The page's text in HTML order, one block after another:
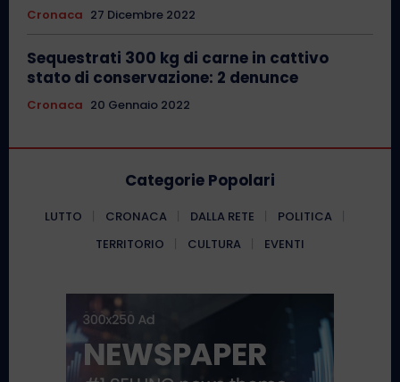
Cronaca 27 Dicembre 2022
Sequestrati 300 kg di carne in cattivo
stato di conservazione: 2 denunce
Cronaca 20 Gennaio 2022
Categorie Popolari
LUTTO CRONACA DALLA RETE
POLITICA
TERRITORIO
CULTURA EVENTI